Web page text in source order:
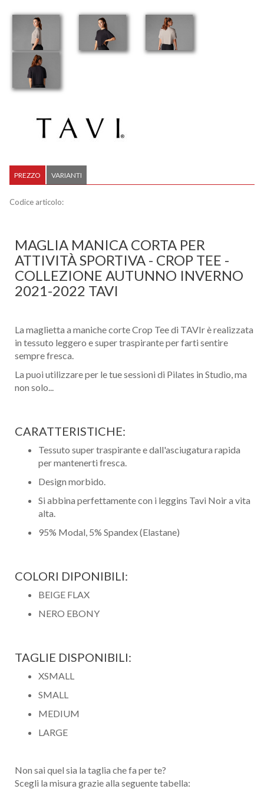
PREZZO VARIANTI
Codice articolo:
MAGLIA MANICA CORTA PER
ATTIVITÀ SPORTIVA - CROP TEE -
COLLEZIONE AUTUNNO INVERNO
2021-2022 TAVI
La maglietta a maniche corte Crop Tee di TAVIr è realizzata
in tessuto leggero e super traspirante per farti sentire
sempre fresca.
La puoi utilizzare per le tue sessioni di Pilates in Studio, ma
non solo...
CARATTERISTICHE:
Tessuto super traspirante e dall'asciugatura rapida
per mantenerti fresca.
Design morbido.
Si abbina perfettamente con i leggins Tavi Noir a vita
alta.
95% Modal, 5% Spandex (Elastane)
COLORI DIPONIBILI:
BEIGE FLAX
NERO EBONY
TAGLIE DISPONIBILI:
XSMALL
SMALL
MEDIUM
LARGE
Non sai quel sia la taglia che fa per te?
Scegli la misura grazie alla seguente tabella: